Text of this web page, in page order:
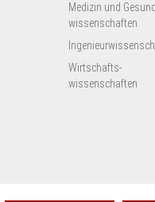
Medizin und
wissenschaften
Wirtschafts-
wissenschaften